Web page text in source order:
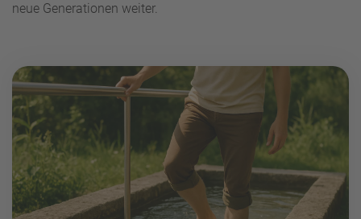
neue Generationen weiter.